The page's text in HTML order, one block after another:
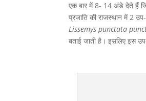
एक बार में 8- 14 अंडे देते हैं
प्रजाति की राजस्थान में 2
Lissemys punctata
बताई जाती है। इसलिए इस